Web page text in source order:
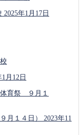
2025年1月17日
1月12日
１４日）
2023年11